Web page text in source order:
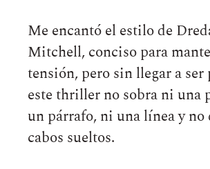
Me encantó el estilo de
Mitchell, conciso para
tensión, pero sin llegar a ser
este thriller no sobra ni una
un párrafo, ni una línea y no
cabos sueltos.